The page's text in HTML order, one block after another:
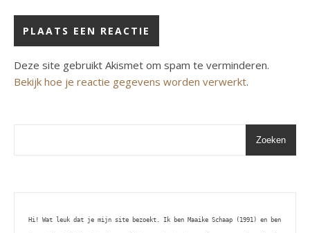
Deze site gebruikt Akismet om spam te verminderen.
Bekijk hoe je reactie gegevens worden verwerkt.
Zoeken
Hi! Wat leuk dat je mijn site bezoekt. Ik ben Maaike Schaap (1991) en ben